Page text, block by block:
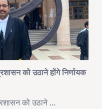
को उठाने होंगे निर्णायक
को उठाने ...